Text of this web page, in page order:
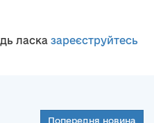
ласка зареєструйтесь
Попередня новина